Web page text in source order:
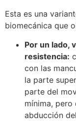
Esta es una
biomecánica que
Por un lado,
resistencia:
con las
la parte
parte del
mínima, pero
abducción